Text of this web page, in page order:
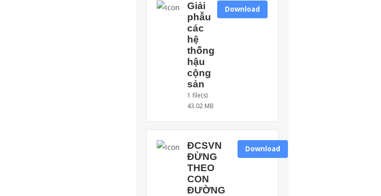
Giải
phẫu
các
hệ
thống
hậu
cộng
sản
1 file(s)
43.02 MB
Download
ĐCSVN
ĐỪNG
THEO
CON
ĐƯỜNG
Download